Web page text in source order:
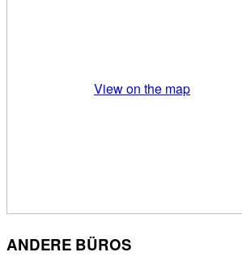
View on the map
ANDERE BÜROS